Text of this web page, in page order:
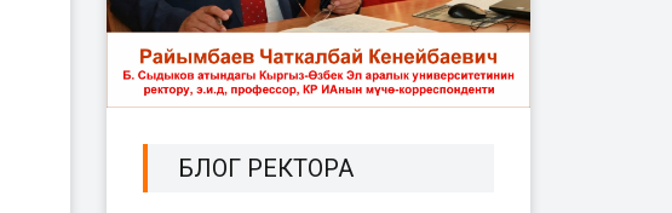
БЛОГ РЕКТОРА